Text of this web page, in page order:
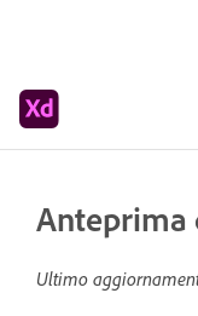
Anteprima
Ultimo